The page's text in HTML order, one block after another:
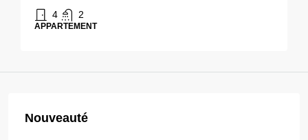
4 2
APPARTEMENT
Nouveauté